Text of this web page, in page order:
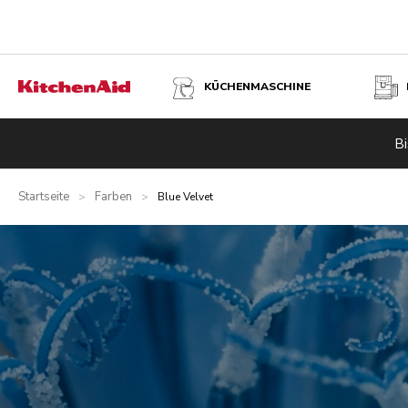
KÜCHENMASCHINE
Startseite > Farben > Blue Velvet